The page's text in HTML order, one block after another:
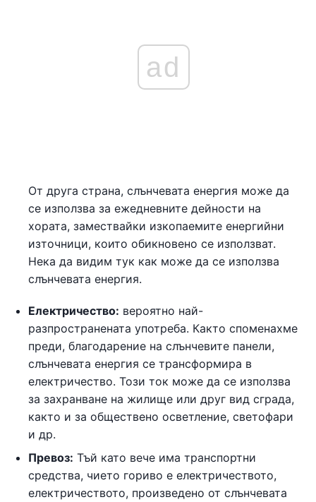
ad
От друга страна, слънчевата енергия може да
се използва за ежедневните дейности на
хората, замествайки изкопаемите енергийни
източници, които обикновено се използват.
Нека да видим тук как може да се използва
слънчевата енергия.
Електричество: вероятно най-
разпространената употреба. Както споменахме
преди, благодарение на слънчевите панели,
слънчевата енергия се трансформира в
електричество. Този ток може да се използва
за захранване на жилище или друг вид сграда,
както и за обществено осветление, светофари
и др.
Превоз: Тъй като вече има транспортни
средства, чието гориво е електричеството,
електричеството, произведено от слънчевата